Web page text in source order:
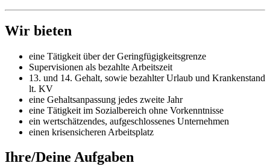
Wir bieten
eine Tätigkeit über der Geringfügigkeitsgrenze
Supervisionen als bezahlte Arbeitszeit
13. und 14. Gehalt, sowie bezahlter Urlaub und Krankenstand
lt. KV
eine Gehaltsanpassung jedes zweite Jahr
eine Tätigkeit im Sozialbereich ohne Vorkenntnisse
ein wertschätzendes, aufgeschlossenes Unternehmen
einen krisensicheren Arbeitsplatz
Ihre/Deine Aufgaben